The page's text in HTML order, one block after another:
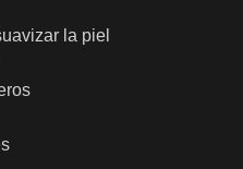
la piel